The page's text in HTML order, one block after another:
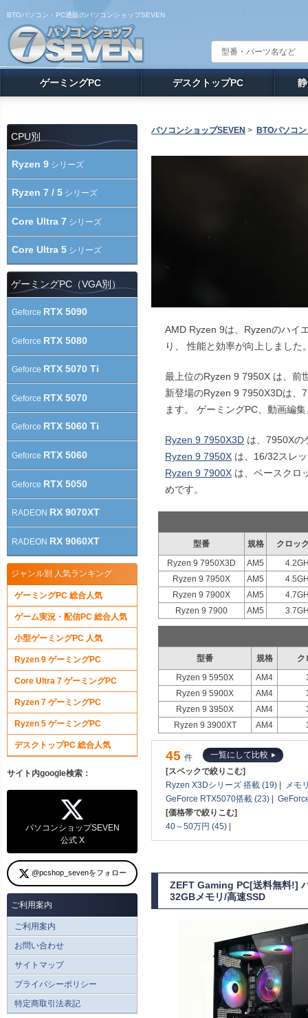
BTOパソコン・PC通販のパソコンショップSEVEN
ゲーミングPC デスクトップPC
パソコンショップSEVEN > BTOパソコ
AMD Ryzen 9は、Ryzenのハイ
り、 性能と効率が向上しました
最上位のRyzen 9 7950X は、前
新登場のRyzen 9 7950X3Dは、
ます。 ゲーミングPC、動画編
Ryzen 9 7950X3D は、7950Xの
Ryzen 9 7950X は、16/32スレ
Ryzen 9 7900X は、ベースクロ
めです。
型番 規格
クロッ
Ryzen 9 7950X3D
AM5
Ryzen 9 7950X
AM5
Ryzen 9 7900X
AM5
Ryzen 9 7900
AM5
型番 規格
ク
Ryzen 9 5950X
AM4
Ryzen 9 5900X
AM4
Ryzen 9 3950X
AM4
Ryzen 9 3900XT
AM4
45 件
一覧にして比較
[スペックで絞りこむ]
Ryzen X3Dシリーズ 搭載 (19)
メモ
GeForce RTX5070搭載 (23)
[価格帯で絞りこむ]
40～50万円 (45)
ZEFT Gaming PC[送料無料!]
32GBメモリ/高速SSD
CPU別
Ryzen 9 シリーズ
Ryzen 7 / 5 シリーズ
Core Ultra 7 シリーズ
Core Ultra 5 シリーズ
ゲーミングPC（VGA別）
Geforce RTX 5090
Geforce RTX 5080
Geforce RTX 5070 Ti
Geforce RTX 5070
Geforce RTX 5060 Ti
Geforce RTX 5060
Geforce RTX 5050
RADEON RX 9070XT
RADEON RX 9060XT
ジャンル別 人気ランキング
ゲーミングPC 総合人気
ゲーム実況・配信PC 総合人気
小型ゲーミングPC 人気
Ryzen 9 ゲーミングPC
Core Ultra 7 ゲーミングPC
Ryzen 7 ゲーミングPC
Ryzen 5 ゲーミングPC
デスクトップPC 総合人気
サイト内google検索：
パソコンショップSEVEN
公式 X
@pcshop_sevenをフォロー
ご利用案内
ご利用案内
お問い合わせ
サイトマップ
プライバシーポリシー
特定商取引法表記